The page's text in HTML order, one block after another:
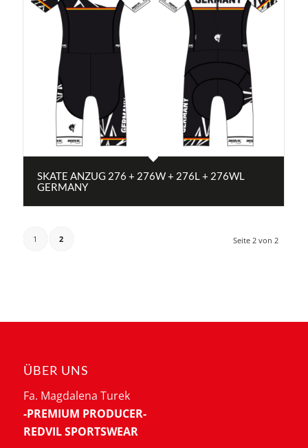
SKATE ANZUG 276 + 276W + 276L + 276WL
GERMANY
Seite 2 von 2
1 2
ÜBER UNS
Fa. Magdalena Turek
-PREMIUM PRODUCER-
REDVIL SPORTSWEAR